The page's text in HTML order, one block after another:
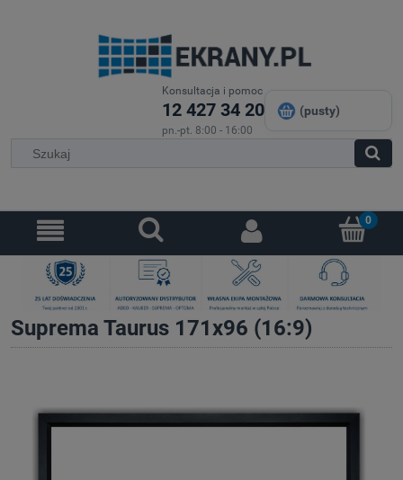
Konsultacja i pomoc
12 427 34 20
pn.-pt. 8:00 - 16:00
(pusty)
Suprema Taurus 171x96 (16:9)